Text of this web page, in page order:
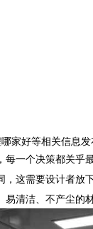
家好等相关信息
一个决策都关
这需要设计者
清洁、不产尘